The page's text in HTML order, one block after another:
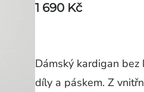
1 690 Kč
Dámský kardigan
díly a páskem. Z